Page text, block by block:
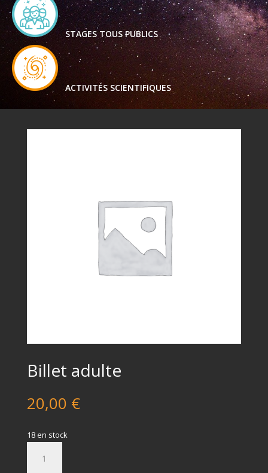
STAGES TOUS PUBLICS
ACTIVITÉS SCIENTIFIQUES
Billet adulte
20,00 €
18 en stock